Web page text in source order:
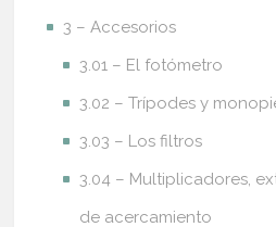
3 – Accesorios
3.01 – El fotómetro
3.02 – Trípodes y
3.03 – Los filtros
3.04 – Multiplicadores,
de acercamiento